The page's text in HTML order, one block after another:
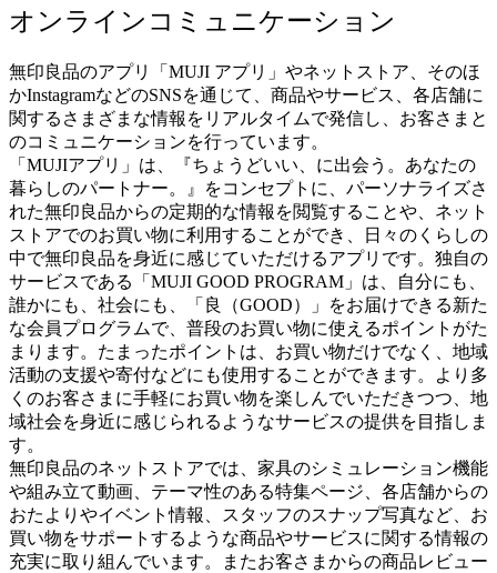
オンラインコミュニケーション
無印良品のアプリ「MUJI アプリ」やネットストア、そのほ
かInstagramなどのSNSを通じて、商品やサービス、各店舗に
関するさまざまな情報をリアルタイムで発信し、お客さまと
のコミュニケーションを行っています。
「MUJIアプリ」は、『ちょうどいい、に出会う。あなたの
暮らしのパートナー。』をコンセプトに、パーソナライズさ
れた無印良品からの定期的な情報を閲覧することや、ネット
ストアでのお買い物に利用することができ、日々のくらしの
中で無印良品を身近に感じていただけるアプリです。独自の
サービスである「MUJI GOOD PROGRAM」は、自分にも、
誰かにも、社会にも、「良（GOOD）」をお届けできる新た
な会員プログラムで、普段のお買い物に使えるポイントがた
まります。たまったポイントは、お買い物だけでなく、地域
活動の支援や寄付などにも使用することができます。より多
くのお客さまに手軽にお買い物を楽しんでいただきつつ、地
域社会を身近に感じられるようなサービスの提供を目指しま
す。
無印良品のネットストアでは、家具のシミュレーション機能
や組み立て動画、テーマ性のある特集ページ、各店舗からの
おたよりやイベント情報、スタッフのスナップ写真など、お
買い物をサポートするような商品やサービスに関する情報の
充実に取り組んでいます。またお客さまからの商品レビュー